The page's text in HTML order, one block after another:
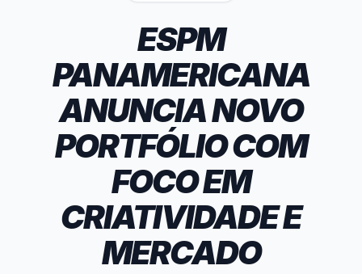
ESPM
PANAMERICANA
ANUNCIA NOVO
PORTFÓLIO COM
FOCO EM
CRIATIVIDADE E
MERCADO